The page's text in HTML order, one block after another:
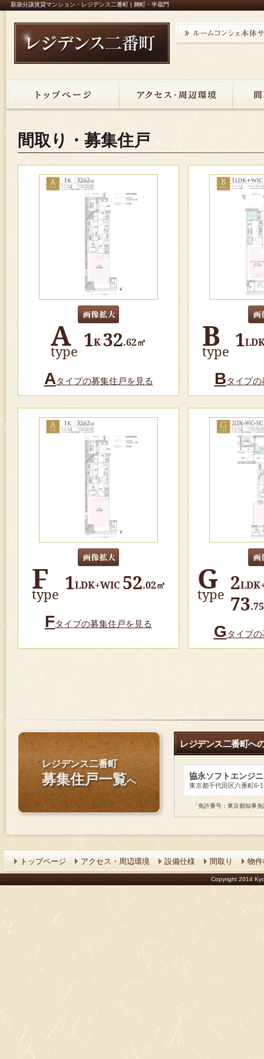
新築分譲賃貸マンション・レジデンス二番町 | 麹町・半蔵門
間取り・募集住戸
A
type 1K32.62㎡
Aタイプの募集住戸を見る
B
type 1
Bタイプ
F
type 1LDK+WIC 52.02㎡
Fタイプの募集住戸を見る
G
type 2
73
G タイプ
レジデンス二番町
募集住戸一覧へ
レジデンス二番町へ
協永ソフトエンジ
東京都千代田区六番町6-
「免許番号：東京都知事
トップページ アクセス・周辺環境 設備仕様 間取り 物
Copyright 2014